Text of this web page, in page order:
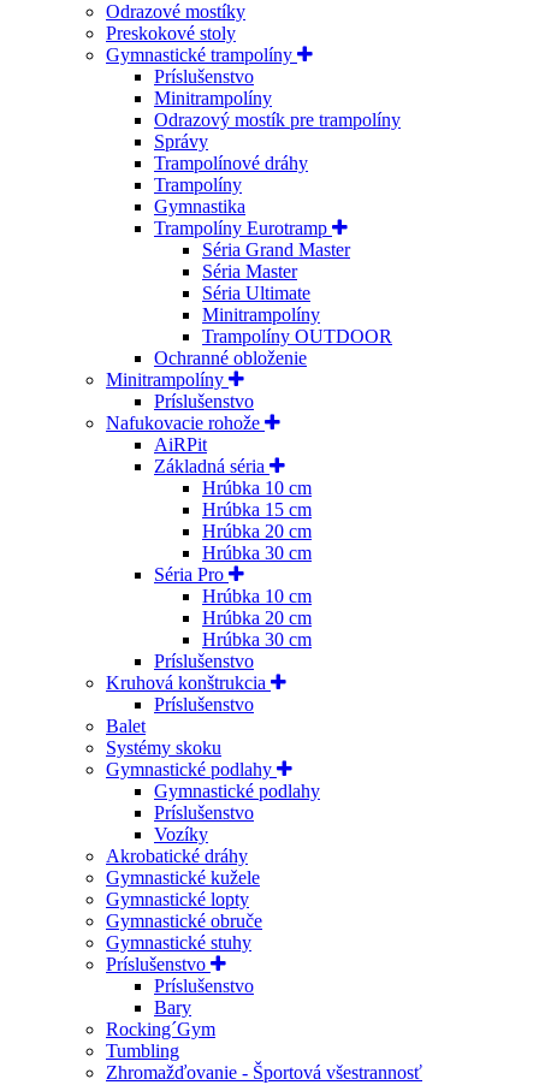
Odrazové mostíky
Preskokové stoly
Gymnastické trampolíny
Príslušenstvo
Minitrampolíny
Odrazový mostík pre trampolíny
Správy
Trampolínové dráhy
Trampolíny
Gymnastika
Trampolíny Eurotramp
Séria Grand Master
Séria Master
Séria Ultimate
Minitrampolíny
Trampolíny OUTDOOR
Ochranné obloženie
Minitrampolíny
Príslušenstvo
Nafukovacie rohože
AiRPit
Základná séria
Hrúbka 10 cm
Hrúbka 15 cm
Hrúbka 20 cm
Hrúbka 30 cm
Séria Pro
Hrúbka 10 cm
Hrúbka 20 cm
Hrúbka 30 cm
Príslušenstvo
Kruhová konštrukcia
Príslušenstvo
Balet
Systémy skoku
Gymnastické podlahy
Gymnastické podlahy
Príslušenstvo
Vozíky
Akrobatické dráhy
Gymnastické kužele
Gymnastické lopty
Gymnastické obruče
Gymnastické stuhy
Príslušenstvo
Príslušenstvo
Bary
Rocking´Gym
Tumbling
Zhromažďovanie - Športová všestrannosť